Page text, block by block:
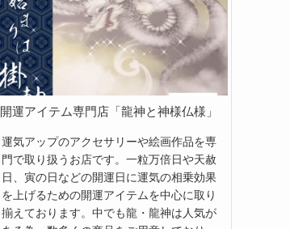
開運アイテム専門店「龍神と神様仏様」
運気アップのアクセサリーや絵画作品を専
門で取り扱うお店です。一粒万倍日や天赦
日、寅の日などの開運日に運気の相乗効果
を上げるための開運アイテムを中心に取り
揃えております。中でも龍・龍神は人気が